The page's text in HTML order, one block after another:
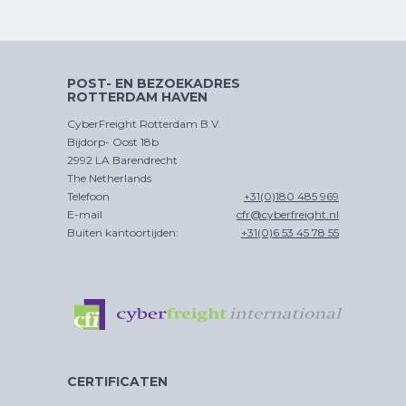
POST- EN BEZOEKADRES
ROTTERDAM HAVEN
CyberFreight Rotterdam B.V.
Bijdorp- Oost 18b
2992 LA Barendrecht
The Netherlands
Telefoon
+31(0)180 485 969
E-mail
cfr@cyberfreight.nl
Buiten kantoortijden:
+31(0)6 53 45 78 55
CERTIFICATEN